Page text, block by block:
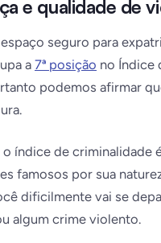
e qualidade de
seguro para
a 7ª posição no Índice
podemos afirmar
índice de criminalidade
famosos por sua
dificilmente vai se
algum crime violento.